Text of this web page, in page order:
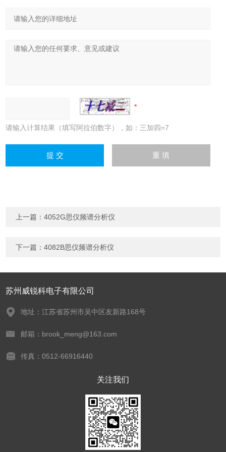
请输入计算结果（填写阿拉伯数字），如：三加四=7
上一篇：4052G思仪频谱分析仪
下一篇：4082B思仪频谱分析仪
苏州威锐科电子有限公司
地址：江苏省苏州市吴中区友新路168号
邮箱：brook_meng@163.com
传真：0512-66916440
关注我们